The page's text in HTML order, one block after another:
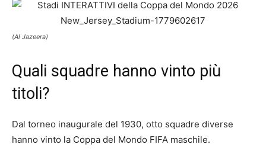
(Al Jazeera)
Quali squadre hanno vinto più
titoli?
Dal torneo inaugurale del 1930, otto squadre diverse
hanno vinto la Coppa del Mondo FIFA maschile.